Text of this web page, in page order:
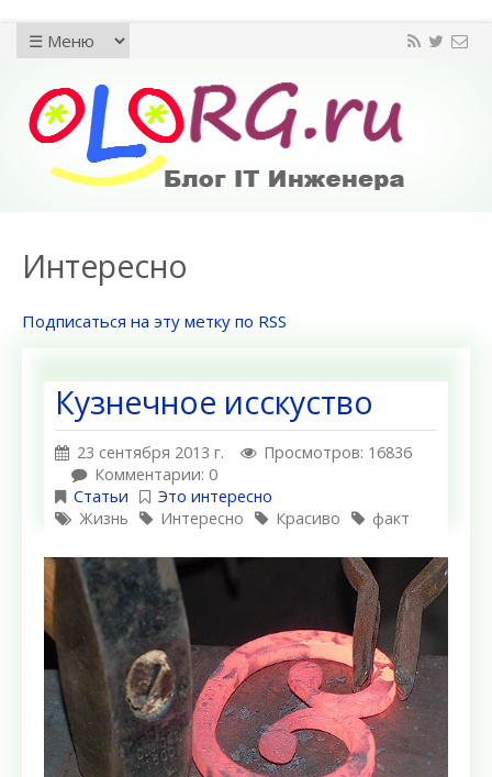
Интересно
Подписаться на эту метку по RSS
Кузнечное исскуство
23 сентября 2013 г.
Просмотров: 16836
Комментарии: 0
Статьи
Это интересно
Жизнь
Интересно Красиво факт